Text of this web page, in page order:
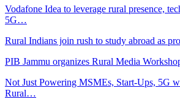
Vodafone Idea to leverage rural presence,
5G…
Rural Indians join rush to study abroad as
PIB Jammu organizes Rural Media
Not Just Powering MSMEs, Start-Ups, 5G
Rural…